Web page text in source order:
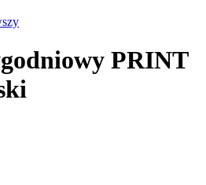
PRINT